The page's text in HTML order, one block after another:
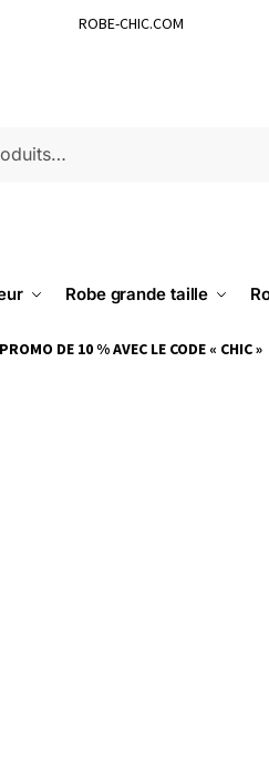
ROBE-CHIC.COM
Robe grande taille
PROMO DE 10 % AVEC LE CODE « CHIC »